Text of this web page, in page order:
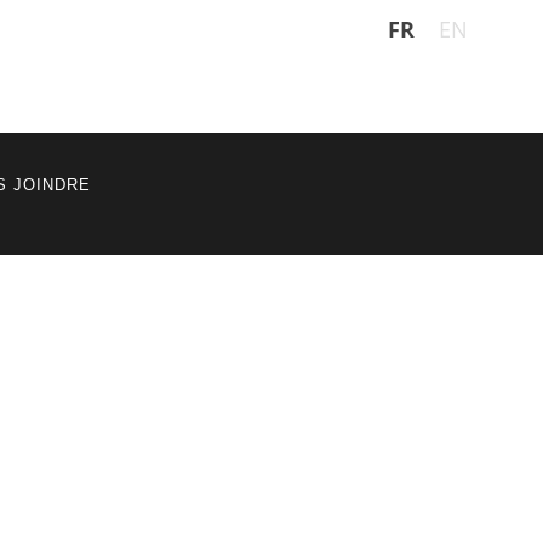
FR EN
JOINDRE